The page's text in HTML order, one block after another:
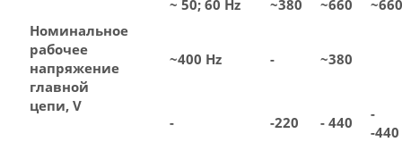
Номинальное
рабочее
напряжение
главной
цепи, V
~ 50; 60 Hz ~380 ~660 ~660
~400 Hz - ~380
- -220 - 440
-
-440